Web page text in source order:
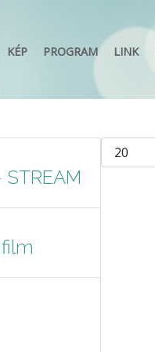
KÉP PROGRAM LINK
Tételek #